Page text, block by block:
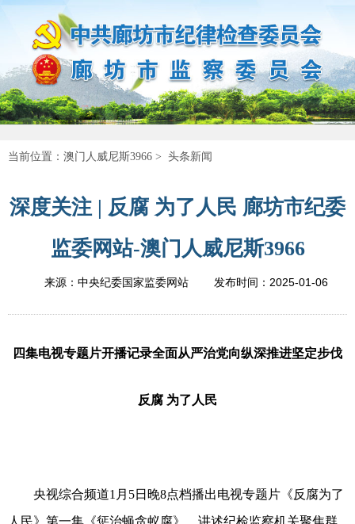
当前位置： 澳门人威尼斯3966 > 头条新闻
深度关注 | 反腐 为了人民 廊坊市纪委
监委网站-澳门人威尼斯3966
来源：中央纪委国家监委网站 发布时间： 2025-01-06
四集电视专题片开播记录全面从严治党向纵深推进坚定步伐
反腐 为了人民
央视综合频道1月5日晚8点档播出电视专题片《反腐为了
人民》第一集《惩治蝇贪蚁腐》，讲述纪检监察机关聚焦群